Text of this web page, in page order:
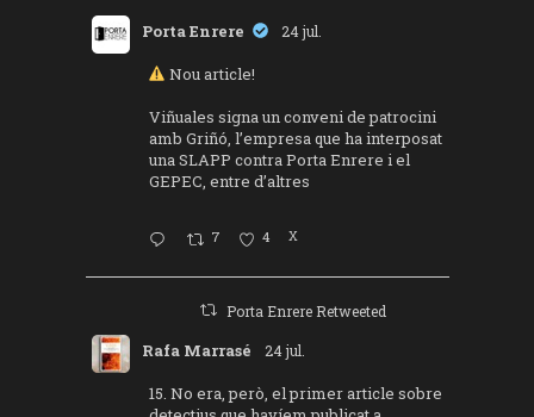
Porta Enrere 24 jul.
Nou article!
Viñuales signa un conveni de patrocini
amb Griñó, l’empresa que ha interposat
una SLAPP contra Porta Enrere i el
GEPEC, entre d’altres
7 4 X
Porta Enrere Retweeted
Rafa Marrasé 24 jul.
15. No era, però, el primer article sobre